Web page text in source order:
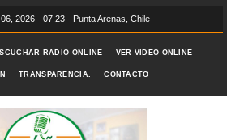
2026 - 07:23 - Punta Arenas, Chile
RADIO ONLINE VER VIDEO ONLINE
TRANSPARENCIA. CONTACTO